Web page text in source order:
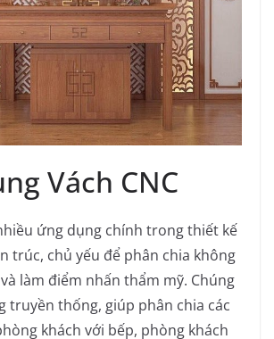
Vách CNC
ứng dụng chính trong thiết kế
trúc, chủ yếu để phân chia không
làm điểm nhấn thẩm mỹ. Chúng
truyền thống, giúp phân chia các
khách với bếp, phòng khách